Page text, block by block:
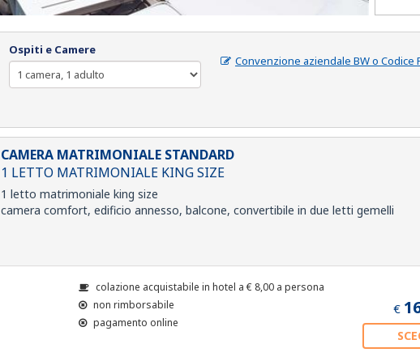
Ospiti e Camere
Convenzione aziendale BW o Codice
CAMERA MATRIMONIALE STANDARD
1 LETTO MATRIMONIALE KING SIZE
1 letto matrimoniale king size
camera comfort, edificio annesso, balcone, convertibile in due letti gemelli
colazione acquistabile in hotel a€ 8,00 a persona
non rimborsabile
pagamento online
€